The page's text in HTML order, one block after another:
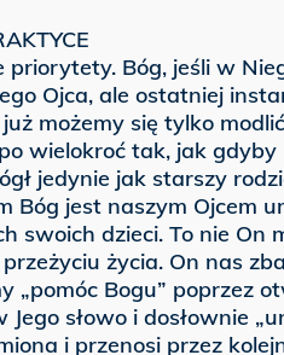
priorytety. Bóg, jeśli w
Ojca, ale ostatniej
możemy się tylko
wielokroć tak, jak gdyby
jedynie jak starszy
Bóg jest naszym Ojcem
swoich dzieci. To nie On
życia. On nas
„pomóc Bogu” poprzez
słowo i dosłownie
i przenosi przez